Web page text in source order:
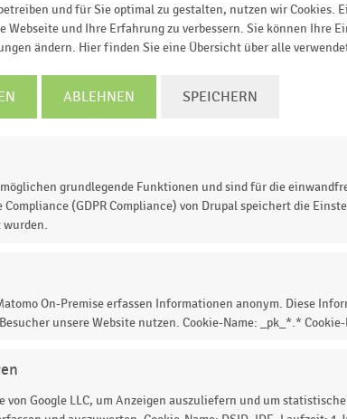
nachPassantenfrequenz
in Münchenmit rund 1,92 Millionen
Statistik? Jetzt einloggen oderinformieren
und für Sie optimal zu gestalten, nutzen wir Cookies.
Webseite und Ihre Erfahrung zu verbessern. Sie können Ihre
ändern. Hier finden Sie eine Übersicht über alle
ABLEHNEN SPEICHERN
grundlegende Funktionen und sind für die
(GDPR Compliance) von Drupal speichert die
wurden.
On-Premise erfassen Informationen anonym. Diese
unsere Website nutzen. Cookie-Name: _pk_*.*
von Google LLC, um Anzeigen auszuliefern und um